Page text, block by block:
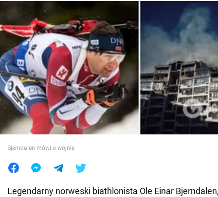
Społeczeństwo
Wojna na Ukrainie
Świat
Jedzenie
Bjerndalen mówi o wojnie
Legendarny norweski biathlonista Ole Einar